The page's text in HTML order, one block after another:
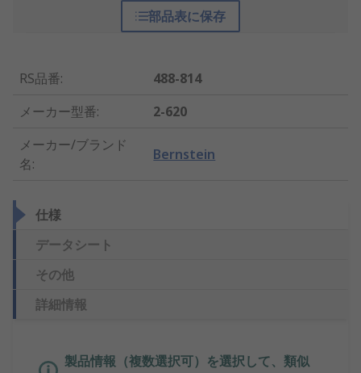
部品表に保存
RS品番:
488-814
メーカー型番:
2-620
メーカー/ブランド
名:
Bernstein
仕様
データシート
その他
詳細情報
製品情報（複数選択可）を選択して、類似